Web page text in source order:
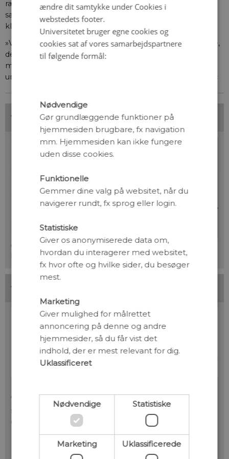
række forsøg med zebrafisk, hvor myoglobin-genet var
sat ud af spil. Hun håbede, at fiskene kunne give nogle
klare svar.
»Vi valgte zebrafisk af flere grunde. De er billigere at have,
de formerer sig i en fart og vokser lynhurtigt op. På den
måde kan man komme gennem flere generationer og
undersøge en række forskellige ting på nogle måneder.«
Opstillingen med “vandløbebåndet” set ovenfra. Foto: Andrea Lif
Benediktsdóttir, AU Foto.
“vandløbebånd” – på fagsproget kaldet et
svømmespirometer. Det måler en zebrafisks optag af
oxygen ved hjælp af en lille sensor placeret i vandet,
mens vandstrømmen kan bestemmes af en propel
koblet til en motor. Fiskene tvinges til at svømme ved
meget lav hastighed for at måle fiskens optag af
ændre dit samtykke under Cookies i
webstedets footer.
Universitetet bruger egne cookies og
cookies sat af vores samarbejdspartnere
til følgende formål:
Nødvendige
Gør grundlæggende funktioner på
hjemmesiden brugbare, fx navigation
mm. Hjemmesiden kan ikke fungere
uden disse cookies.
Funktionelle
Gemmer dine valg på websitet, når du
navigerer rundt, fx sprog eller login.
Statistiske
Giver os anonymiserede data om,
hvordan du interagerer med websitet,
fx hvor ofte og hvilke sider, du besøger
mest.
Marketing
Giver mulighed for målrettet
annoncering på denne og andre
hjemmesider, så du får vist det
indhold, der er mest relevant for dig.
Uklassificeret
Nødvendige Statistiske
Marketing Uklassificerede